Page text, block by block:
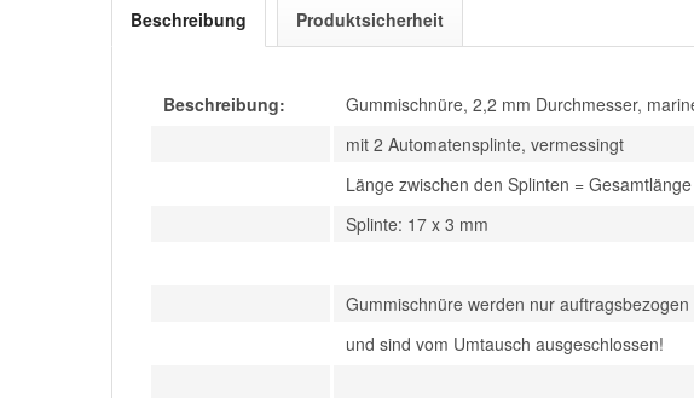
Beschreibung Produktsicherheit
Beschreibung:
Gummischnüre, 2,2 mm Durchmesser,
mit 2 Automatensplinte, vermessingt
Länge zwischen den Splinten =
Splinte: 17 x 3 mm
Gummischnüre werden nur
und sind vom Umtausch ausgeschlossen!